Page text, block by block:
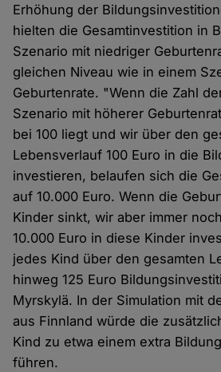
Erhöhung der
hielten die Gesamtinvestition in
Szenario mit niedriger
gleichen Niveau wie in einem
Geburtenrate. "Wenn die Zahl
Szenario mit höherer
bei 100 liegt und wir über den
Lebensverlauf 100 Euro in die
investieren, belaufen sich die
auf 10.000 Euro. Wenn die
Kinder sinkt, wir aber immer
10.000 Euro in diese Kinder
jedes Kind über den gesamten
hinweg 125 Euro
Myrskylä. In der Simulation mit
aus Finnland würde die
Kind zu etwa einem extra
führen.